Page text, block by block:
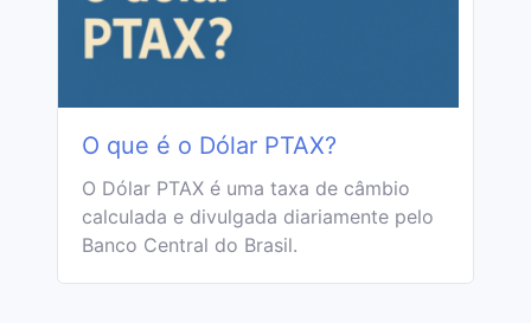
O que é o Dólar PTAX?
O Dólar PTAX é uma taxa de câmbio
calculada e divulgada diariamente pelo
Banco Central do Brasil.